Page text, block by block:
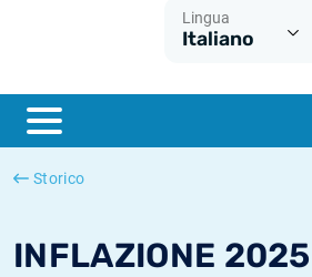
Lingua
Italiano
Storico
INFLAZIONE 2025
ESTER
SONIA
Cos'è l'inflazione HICP?
Inflazione Italia
Inflazione Stati Uniti
Tassi storici di SONIA
Tassi storici di TONAR